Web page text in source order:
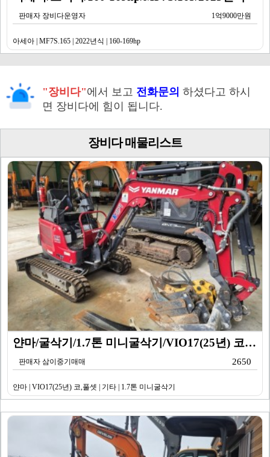
판매자 장비다운영자 1억9000만원
아세아 | MF7S.165 | 2022년식 | 160-169hp
"장비다"에서 보고 전화문의 하셨다고 하시
면 장비다에 힘이 됩니다.
장비다 매물리스트
얀마/굴삭기/1.7톤 미니굴삭기/VIO17(25년) 코…
판매자 삼이중기매매 2650
얀마 | VIO17(25년) 코,풀셋 | 기타 | 1.7톤 미니굴삭기